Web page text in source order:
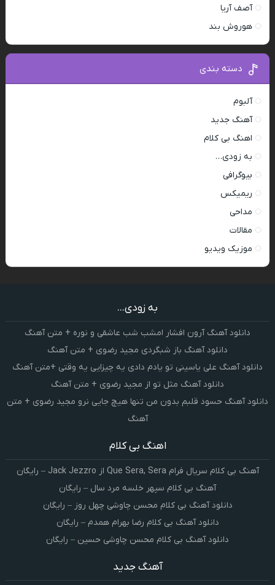
آصف آریا
هوروش بند
دسته بندی
آلبوم
آهنگ جدید
اهنگ بی کلام
به زودی…
بیوگرافی
ریمیکس
مداحی
مقالات
موزیک ویدیو
به زودی...
دانلود آهنگ آرون افشار امشب شب عاشقی و نوره + متن آهنگ
دانلود آهنگ باز شبگردی مجید رضوی + متن آهنگ
دانلود آهنگ علی یاسینی تو یادم دادی یه چیزایی یه وقتی +متن آهنگ
دانلود آهنگ مثل تو از مجید رضوی + متن آهنگ
دانلود آهنگ حسود قلبم بدون من تنها هیچ جایی نرو مجید رضوی + متن
آهنگ
اهنگ بی کلام
آهنگ بی کلام سریال فرام Que Sera, Sera از Jack Jezzro – رایگان
آهنگ بی کلام سپهر خلسه مرد سال – رایگان
دانلود آهنگ بی کلام محسن چاوشی چهل روز – رایگان
دانلود آهنگ بی کلام رضا بهرام همدم – رایگان
دانلود آهنگ بی کلام محسن چاوشی حسین – رایگان
آهنگ جدید